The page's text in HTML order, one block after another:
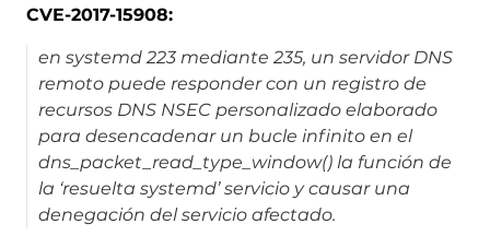
CVE-2017-15908:
en systemd 223 mediante 235, un servidor DNS
remoto puede responder con un registro de
recursos DNS NSEC personalizado elaborado
para desencadenar un bucle infinito en el
dns_packet_read_type_window() la función de
la ‘resuelta systemd’ servicio y causar una
denegación del servicio afectado.